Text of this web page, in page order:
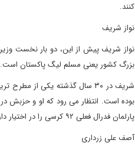
کنند.
نواز شریف
نواز شریف پیش از این، دو بار نخست
بزرگ کشور یعنی مسلم لیگ پاکستان است.
شریف در ۳۰ سال گذشته یکی از
بوده است. انتظار می رود که او و حزبش
پارلمان فدرال فعلی ۹۲ کرسی را در اختیار دارد.
آصف علی زرداری